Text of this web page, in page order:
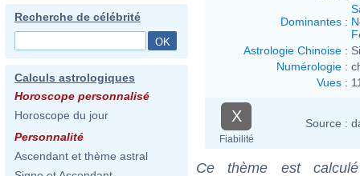
Recherche de célébrité
Calculs astrologiques
Horoscope personnalisé
Horoscope du jour
Personnalité
Ascendant et thème astral
Dominantes :
Astrologie Chinoise :
Numérologie :
Vues :
X
Fiabilité
Source :
Ce thème est